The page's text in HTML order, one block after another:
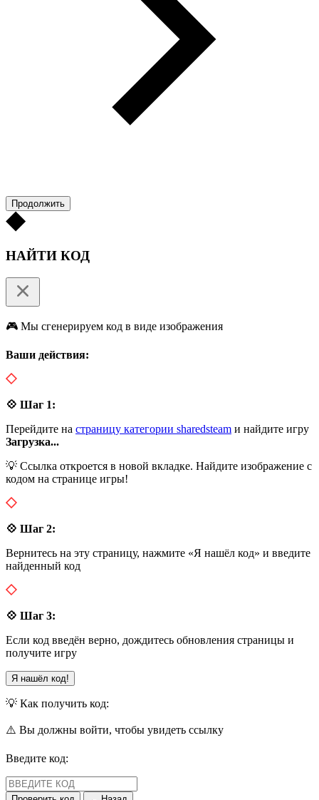
Продолжить
НАЙТИ КОД
🎮 Мы сгенерируем код в виде изображения
Ваши действия:
💠 Шаг 1:
Перейдите на страницу категории sharedsteam и найдите игру
Загрузка...
💡 Ссылка откроется в новой вкладке. Найдите изображение с
кодом на странице игры!
💠 Шаг 2:
Вернитесь на эту страницу, нажмите «Я нашёл код» и введите
найденный код
💠 Шаг 3:
Если код введён верно, дождитесь обновления страницы и
получите игру
Я нашёл код!
💡 Как получить код:
⚠️ Вы должны войти, чтобы увидеть ссылку
Введите код: